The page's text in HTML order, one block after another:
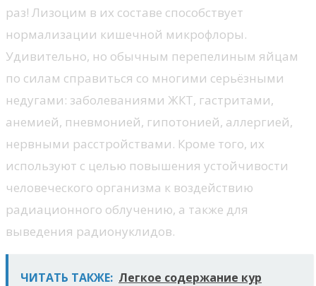
раз! Лизоцим в их составе способствует
нормализации кишечной микрофлоры.
Удивительно, но обычным перепелиным яйцам
по силам справиться со многими серьёзными
недугами: заболеваниями ЖКТ, гастритами,
анемией, пневмонией, гипотонией, аллергией,
нервными расстройствами. Кроме того, их
используют с целью повышения устойчивости
человеческого организма к воздействию
радиационного облучению, а также для
выведения радионуклидов.
ЧИТАТЬ ТАКЖЕ: Легкое содержание кур